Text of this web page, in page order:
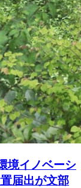
境イノベーシ
届出が文部